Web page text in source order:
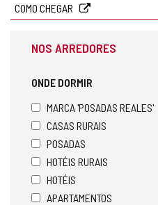
COMO CHEGAR
NOS ARREDORES
ONDE DORMIR
MARCA 'POSADAS REALES'
CASAS RURAIS
POSADAS
HOTÉIS RURAIS
HOTÉIS
APARTAMENTOS